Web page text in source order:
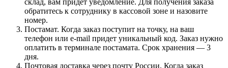
обратитесь к сотруднику в кассовой зоне и назовите
номер.
Постамат. Когда заказ поступит на точку, на ваш
телефон или e-mail придет уникальный код. Заказ нужно
оплатить в терминале постамата. Срок хранения — 3
дня.
Почтовая доставка через почту России. Когда заказ